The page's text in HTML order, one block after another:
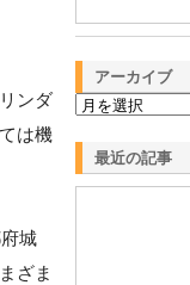
ンダ
は機
城
ざま
アーカイブ
最近の記事